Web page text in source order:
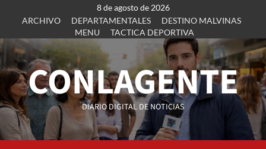
8 de agosto de 2026
ARCHIVO
DEPARTAMENTALES
DESTINO MALVINAS
MENU
TACTICA DEPORTIVA
CONLAGENTE
DIARIO DIGITAL DE NOTICIAS